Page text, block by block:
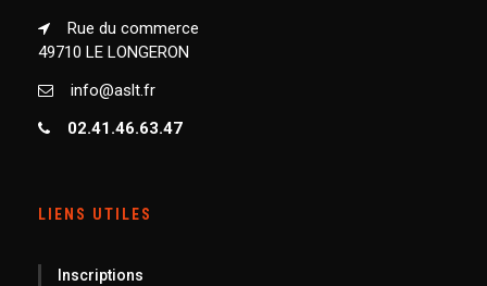
Rue du commerce
49710 LE LONGERON
info@aslt.fr
02.41.46.63.47
LIENS UTILES
Inscriptions